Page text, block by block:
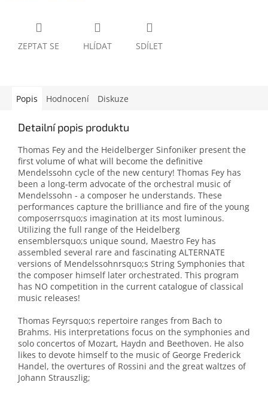
ZEPTAT SE HLÍDAT SDÍLET
Popis Hodnocení Diskuze
Detailní popis produktu
Thomas Fey and the Heidelberger Sinfoniker present the
first volume of what will become the definitive
Mendelssohn cycle of the new century! Thomas Fey has
been a long-term advocate of the orchestral music of
Mendelssohn - a composer he understands. These
performances capture the brilliance and fire of the young
composerrsquo;s imagination at its most luminous.
Utilizing the full range of the Heidelberg
ensemblersquo;s unique sound, Maestro Fey has
assembled several rare and fascinating ALTERNATE
versions of Mendelssohnrsquo;s String Symphonies that
the composer himself later orchestrated. This program
has NO competition in the current catalogue of classical
music releases!
Thomas Feyrsquo;s repertoire ranges from Bach to
Brahms. His interpretations focus on the symphonies and
solo concertos of Mozart, Haydn and Beethoven. He also
likes to devote himself to the music of George Frederick
Handel, the overtures of Rossini and the great waltzes of
Johann Strauszlig;